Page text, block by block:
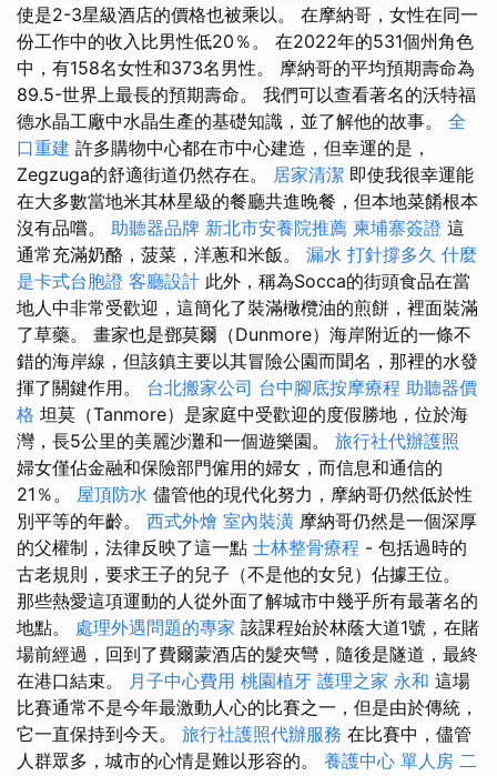
使是2-3星級酒店的價格也被乘以。 在摩納哥，女性在同一
份工作中的收入比男性低20％。 在2022年的531個州角色
中，有158名女性和373名男性。 摩納哥的平均預期壽命為
89.5-世界上最長的預期壽命。 我們可以查看著名的沃特福
德水晶工廠中水晶生產的基礎知識，並了解他的故事。 全
口重建 許多購物中心都在市中心建造，但幸運的是，
Zegzuga的舒適街道仍然存在。 居家清潔 即使我很幸運能
在大多數當地米其林星級的餐廳共進晚餐，但本地菜餚根本
沒有品嚐。 助聽器品牌 新北市安養院推薦 柬埔寨簽證 這
通常充滿奶酪，菠菜，洋蔥和米飯。 漏水 打針撐多久 什麼
是卡式台胞證 客廳設計 此外，稱為Socca的街頭食品在當
地人中非常受歡迎，這簡化了裝滿橄欖油的煎餅，裡面裝滿
了草藥。 畫家也是鄧莫爾（Dunmore）海岸附近的一條不
錯的海岸線，但該鎮主要以其冒險公園而聞名，那裡的水發
揮了關鍵作用。 台北搬家公司 台中腳底按摩療程 助聽器價
格 坦莫（Tanmore）是家庭中受歡迎的度假勝地，位於海
灣，長5公里的美麗沙灘和一個遊樂園。 旅行社代辦護照
婦女僅佔金融和保險部門僱用的婦女，而信息和通信的
21％。 屋頂防水 儘管他的現代化努力，摩納哥仍然低於性
別平等的年齡。 西式外燴 室內裝潢 摩納哥仍然是一個深厚
的父權制，法律反映了這一點 士林整骨療程 - 包括過時的
古老規則，要求王子的兒子（不是他的女兒）佔據王位。
那些熱愛這項運動的人從外面了解城市中幾乎所有最著名的
地點。 處理外遇問題的專家 該課程始於林蔭大道1號，在賭
場前經過，回到了費爾蒙酒店的髮夾彎，隨後是隧道，最終
在港口結束。 月子中心費用 桃園植牙 護理之家 永和 這場
比賽通常不是今年最激動人心的比賽之一，但是由於傳統，
它一直保持到今天。 旅行社護照代辦服務 在比賽中，儘管
人群眾多，城市的心情是難以形容的。 養護中心 單人房 二